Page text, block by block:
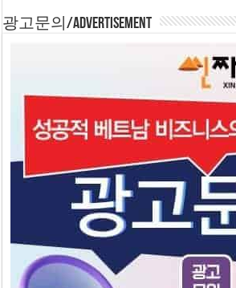
광고문의/Advertisement